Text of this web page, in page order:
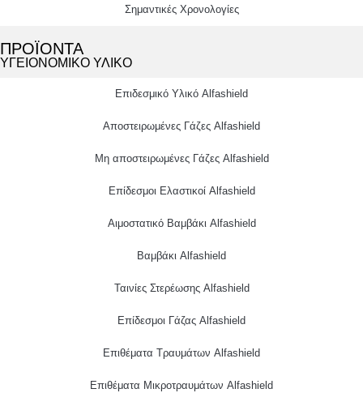
Σημαντικές Χρονολογίες
ΠΡΟΪΟΝΤΑ
ΥΓΕΙΟΝΟΜΙΚΟ ΥΛΙΚΟ
Επιδεσμικό Υλικό Alfashield
Αποστειρωμένες Γάζες Alfashield
Μη αποστειρωμένες Γάζες Alfashield
Επίδεσμοι Ελαστικοί Alfashield
Αιμοστατικό Βαμβάκι Alfashield
Βαμβάκι Alfashield
Ταινίες Στερέωσης Alfashield
Επίδεσμοι Γάζας Alfashield
Επιθέματα Τραυμάτων Alfashield
Επιθέματα Μικροτραυμάτων Alfashield